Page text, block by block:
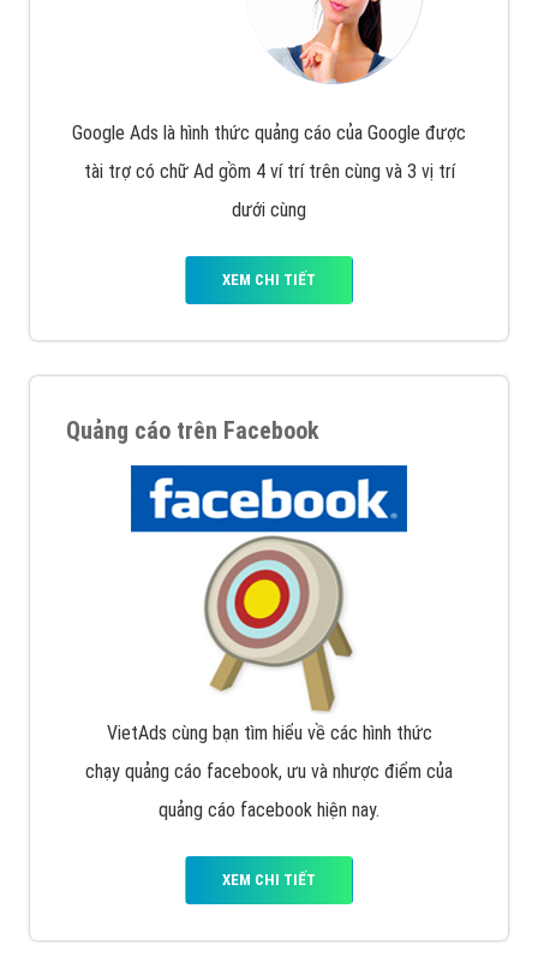
Google Ads là hình thức quảng cáo của Google được
tài trợ có chữ Ad gồm 4 ví trí trên cùng và 3 vị trí
dưới cùng
XEM CHI TIẾT
Quảng cáo trên Facebook
VietAds cùng bạn tìm hiểu về các hình thức
chạy quảng cáo facebook, ưu và nhược điểm của
quảng cáo facebook hiện nay.
XEM CHI TIẾT